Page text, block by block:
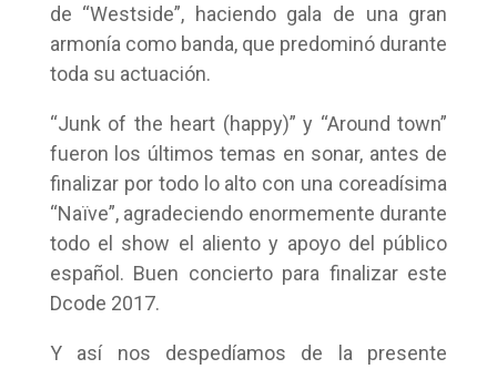
de “Westside”, haciendo gala de una gran
armonía como banda, que predominó durante
toda su actuación.
“Junk of the heart (happy)” y “Around town”
fueron los últimos temas en sonar, antes de
finalizar por todo lo alto con una coreadísima
“Naïve”, agradeciendo enormemente durante
todo el show el aliento y apoyo del público
español. Buen concierto para finalizar este
Dcode 2017.
Y así nos despedíamos de la presente